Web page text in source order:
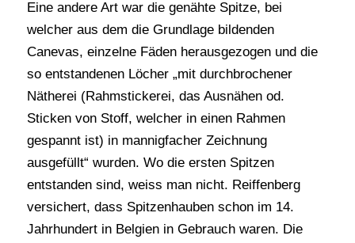
Eine andere Art war die genähte Spitze, bei
welcher aus dem die Grundlage bildenden
Canevas, einzelne Fäden herausgezogen und die
so entstandenen Löcher „mit durchbrochener
Nätherei (Rahmstickerei, das Ausnähen od.
Sticken von Stoff, welcher in einen Rahmen
gespannt ist) in mannigfacher Zeichnung
ausgefüllt“ wurden. Wo die ersten Spitzen
entstanden sind, weiss man nicht. Reiffenberg
versichert, dass Spitzenhauben schon im 14.
Jahrhundert in Belgien in Gebrauch waren. Die